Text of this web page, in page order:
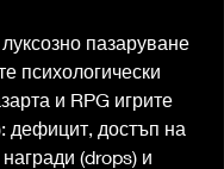
пазаруване
психологически
и RPG игрите
дефицит, достъп на
(drops) и